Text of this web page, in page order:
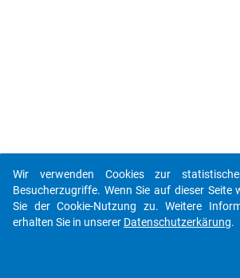
Wir verwenden Cookies zur
Besucherzugriffe. Wenn Sie auf dieser Seite
Sie der Cookie-Nutzung zu. Weitere
erhalten Sie in unserer Datenschutzerkärung.